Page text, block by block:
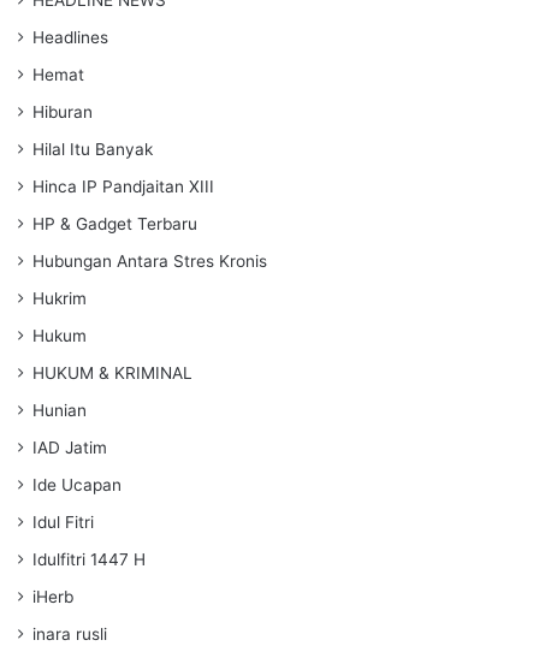
Headlines
Hemat
Hiburan
Hilal Itu Banyak
Hinca IP Pandjaitan XIII
HP & Gadget Terbaru
Hubungan Antara Stres Kronis
Hukrim
Hukum
HUKUM & KRIMINAL
Hunian
IAD Jatim
Ide Ucapan
Idul Fitri
Idulfitri 1447 H
iHerb
inara rusli